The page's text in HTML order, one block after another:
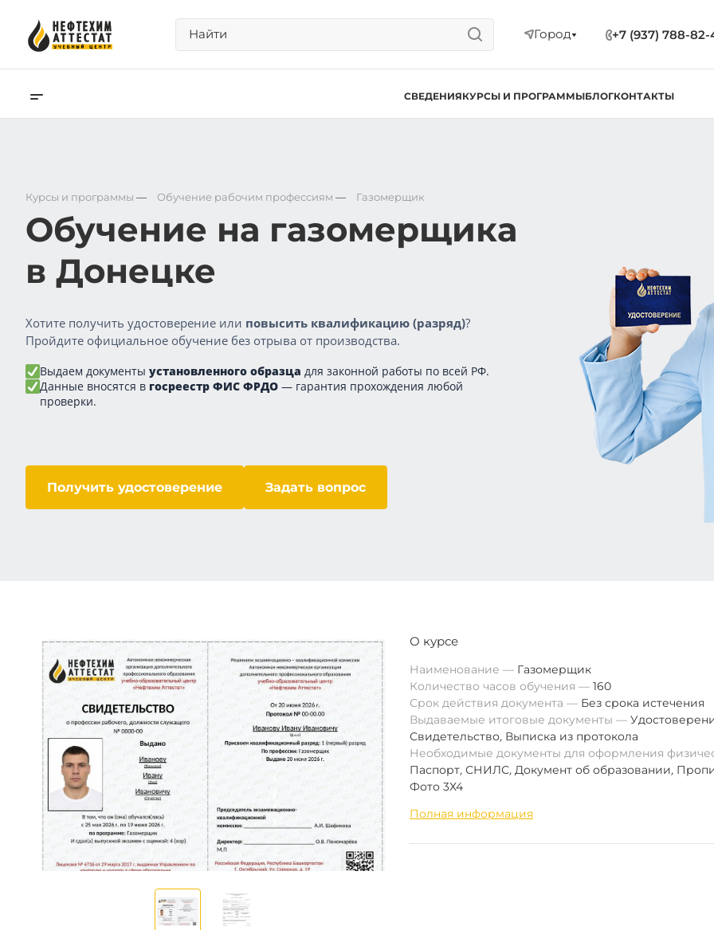
Город +7 (937) 788-82-
СВЕДЕНИЯКУРСЫ И ПРОГРАММЫБЛОГКОНТАКТЫ
Курсы и программы — Обучение рабочим профессиям — Газомерщик
Обучение на газомерщика
в Донецке
Хотите получить удостоверение или повысить квалификацию (разряд)?
Пройдите официальное обучение без отрыва от производства.
Выдаем документы установленного образца для законной работы по всей РФ.
Данные вносятся в госреестр ФИС ФРДО — гарантия прохождения любой
проверки.
Получить удостоверение Задать вопрос
О курсе
Наименование
Газомерщик
Количество часов обучения
160
Срок действия документа
Без срока истечения
Выдаваемые итоговые документы
Свидетельство, Выписка из протокола
Необходимые документы для оформления
Паспорт, СНИЛС, Документ об образовании,
Фото 3Х4
Полная информация